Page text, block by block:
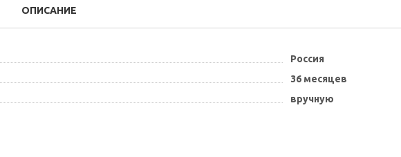
ОПИСАНИЕ
Россия
36 месяцев
вручную